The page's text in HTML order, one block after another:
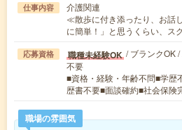
仕事内容
介護関連
≪散歩に付き添ったり、お話
に簡単！」と思うくらい、ス
応募資格 職種未経験OK / ブランクOK
不要
■資格・経験・年齢不問■学歴
歴書不要■面談確約■社会保
職場の雰囲気